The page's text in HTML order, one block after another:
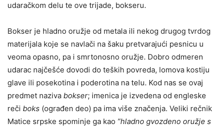
udaračkom delu te ove trijade, bokseru.
Bokser je hladno oružje od metala ili nekog drugog tvrdog
materijala koje se navlači na šaku pretvarajući pesnicu u
veoma opasno, pa i smrtonosno oružje. Dobro odmeren
udarac najčešće dovodi do teških povreda, lomova kostiju
glave ili posekotina i poderotina na telu. Kod nas se ovaj
predmet naziva bokser; imenica je izvedena od engleske
reči boks (ograđen deo) pa ima više značenja. Veliki rečnik
Matice srpske spominje ga kao ”hladno gvozdeno oružje s